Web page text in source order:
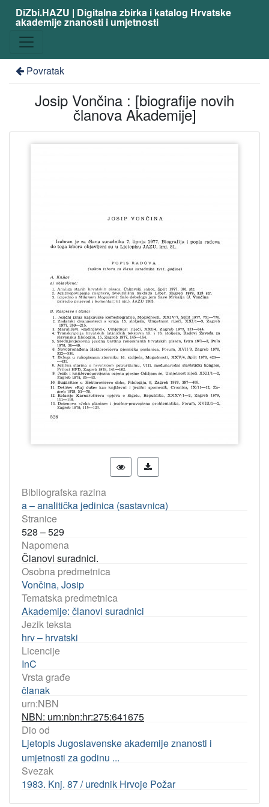
DiZbi.HAZU | Digitalna zbirka i katalog Hrvatske
akademije znanosti i umjetnosti
Povratak
Josip Vončina : [biografije novih
članova Akademije]
Bibliografska razina
a – analitička jedinica (sastavnica)
Stranice
528 – 529
Napomena
Članovi suradnici.
Osobna predmetnica
Vončina, Josip
Tematska predmetnica
Akademije: članovi suradnici
Jezik teksta
hrv – hrvatski
Licencije
InC
Vrsta građe
članak
urn:NBN
NBN: urn:nbn:hr:275:641675
Dio od
Ljetopis Jugoslavenske akademije znanosti i
umjetnosti za godinu ...
Svezak
1983. Knj. 87 / urednik Hrvoje Požar